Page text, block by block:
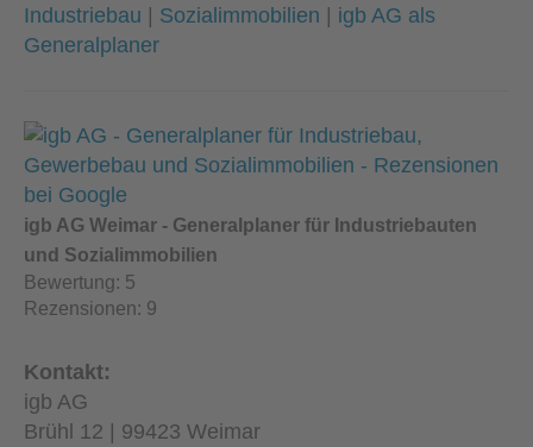
Industriebau | Sozialimmobilien | igb AG als
Generalplaner
igb AG Weimar - Generalplaner für Industriebauten
und Sozialimmobilien
Bewertung: 5
Rezensionen: 9
Kontakt:
igb AG
Brühl 12 | 99423 Weimar